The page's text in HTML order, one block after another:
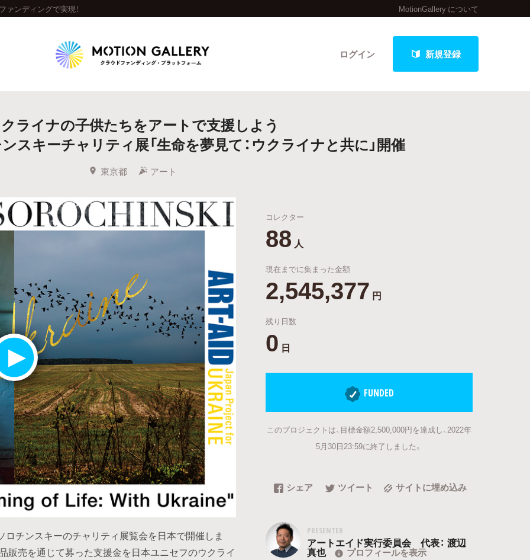
ンディングで実現！ MotionGallery について
ログイン 新規登録
のプロジェクト 新着プロジェクト 終了間近のプロジェクト
Feature
ライナの子供たちをアートで支援しよう
スキーチャリティ展「生命を夢見て：ウクライナと共に」開催
東京都 アート
チンスキーのチャリティ展覧会を日本で開催しま
販売を通じて募った支援金を日本ユニセフのウクライ
コレクター
88 人
現在までに集まった金額
2,545,377 円
残り日数
0 日
FUNDED
このプロジェクトは、目標金額2,500,000円を達成し、2022年
5月30日23:59に終了しました。
シェア ツイート サイトに埋め込み
PRESENTER
アートエイド実行委員会 代表： 渡辺
真也 プロフィールを表示